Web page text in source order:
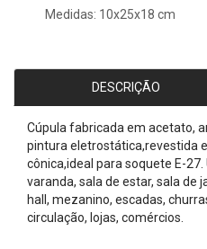
Medidas: 10x25x18 cm
DESCRIÇÃO
Cúpula fabricada em acetato,
pintura eletrostática,revestida
cônica,ideal para soquete E-
varanda, sala de estar, sala de
hall, mezanino, escadas,
circulação, lojas, comércios.